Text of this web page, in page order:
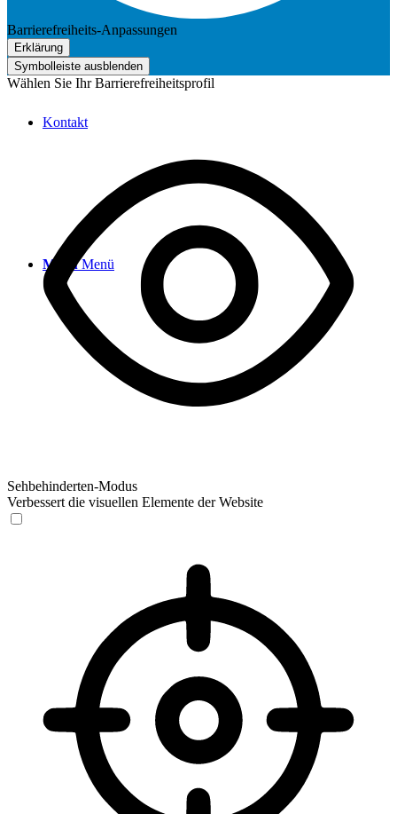
Kontakt
Menü Menü
Barrierefreiheits-Anpassungen
Erklärung
Symbolleiste ausblenden
Wählen Sie Ihr Barrierefreiheitsprofil
Sehbehinderten-Modus
Verbessert die visuellen Elemente der Website